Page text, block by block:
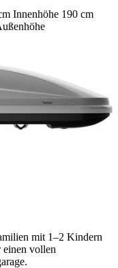
Innenhöhe 190 cm
mit 1–2 Kindern
vollen